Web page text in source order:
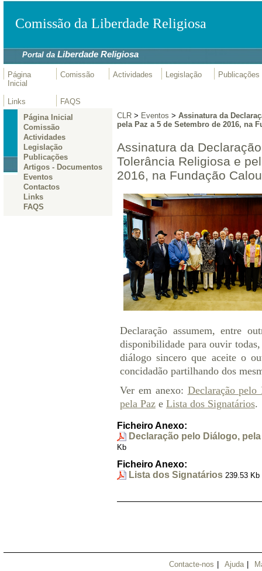
Comissão da Liberdade Religiosa
Portal daLiberdade Religiosa
Página
Inicial
Comissão Actividades Legislação Publicações
Links
FAQS
Página Inicial
Comissão
Actividades
Legislação
Publicações
Artigos - Documentos
Eventos
Contactos
Links
FAQS
CLR> Eventos > Assinatura da
pela Paz a 5 de Setembro de 2016, na
Assinatura da
Tolerância Religiosa e
2016, na Fundação
Declaração assumem, entre
disponibilidade para ouvir
diálogo sincero que aceite o
concidadão partilhando dos
Ver em anexo: Declaração
pela Paze Lista dos Signatários.
Ficheiro Anexo:
Declaração pelo Diálogo,
Kb
Ficheiro Anexo:
Lista dos Signatários 239.53 Kb
Contacte-nos | Ajuda |